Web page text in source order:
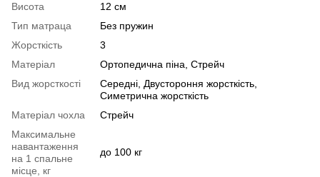
Висота
12 см
Тип матраца
Без пружин
Жорсткість
3
Матеріал
Ортопедична піна Стрейч
Вид жорсткості
Середні Двустороння жорсткість
Симетрична жорсткість
Матеріал чохла
Стрейч
Максимальне
навантаження
на 1 спальне
місце, кг
до 100 кг